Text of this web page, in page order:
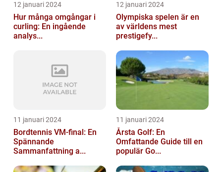
12 januari 2024
Hur många omgångar i
curling: En ingående
analys...
12 januari 2024
Olympiska spelen är en
av världens mest
prestigefy...
11 januari 2024
Bordtennis VM-final: En
Spännande
Sammanfattning a...
11 januari 2024
Årsta Golf: En
Omfattande Guide till en
populär Go...